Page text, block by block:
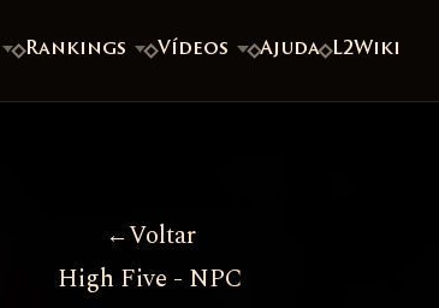
Rankings Vídeos Ajuda L2Wiki
Voltar
High Five - NPC